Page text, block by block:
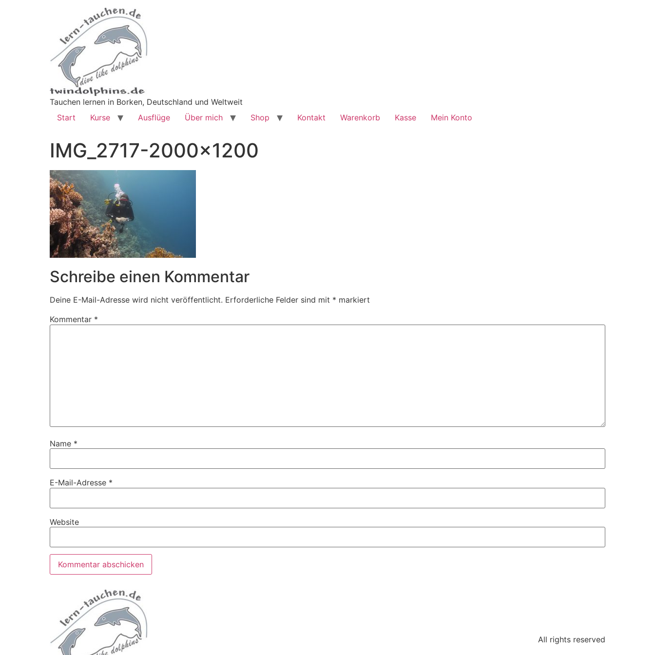
Tauchen lernen in Borken, Deutschland und Weltweit
Start
Kurse Ausflüge Über mich Shop Kontakt Warenkorb Kasse Mein Konto
IMG_2717-2000×1200
Schreibe einen Kommentar
Deine E-Mail-Adresse wird nicht veröffentlicht. Erforderliche Felder sind mit * markiert
Kommentar *
Name *
E-Mail-Adresse *
Website
All rights reserved